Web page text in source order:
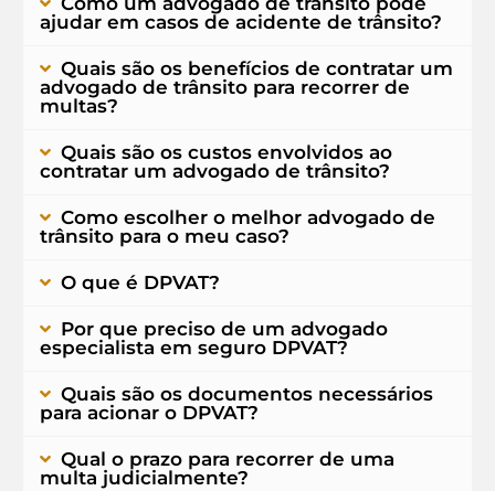
ajudar em casos de acidente de trânsito?
Quais são os benefícios de contratar um
advogado de trânsito para recorrer de
multas?
Quais são os custos envolvidos ao
contratar um advogado de trânsito?
Como escolher o melhor advogado de
trânsito para o meu caso?
O que é DPVAT?
Por que preciso de um advogado
especialista em seguro DPVAT?
Quais são os documentos necessários
para acionar o DPVAT?
Qual o prazo para recorrer de uma
multa judicialmente?